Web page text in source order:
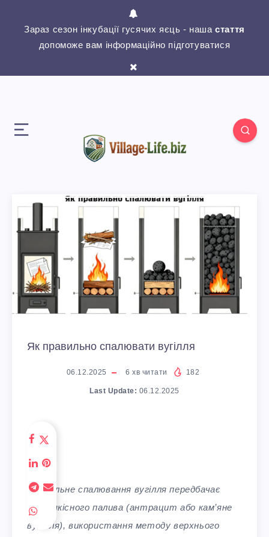
Зараз сезон інкубації гусячих яєць - нашастаття
допоможе вам інформаційно підготуватися
Як правильно спалювати вугілля
06.12.2025 6 хв читати 182
Last Update: 06.12.2025
Правильне спалювання вугілля передбачає
вибір якісного палива (антрацит або кам’яне
вугілля), використання методу верхнього